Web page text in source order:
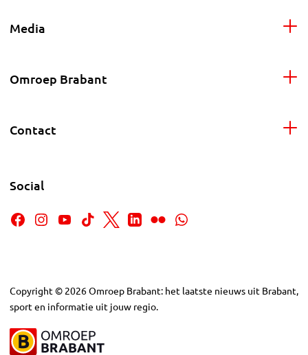
Media
Omroep Brabant
Contact
Social
Copyright © 2026Omroep Brabant: het laatste nieuws uit Brabant,
sport en informatie uit jouw regio.